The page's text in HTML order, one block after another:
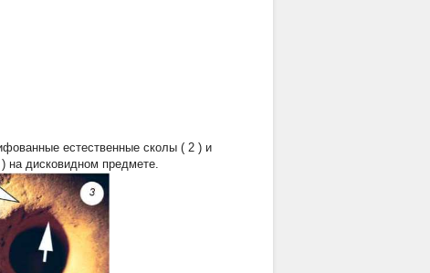
естественные сколы ( 2 ) и
) на дисковидном предмете.